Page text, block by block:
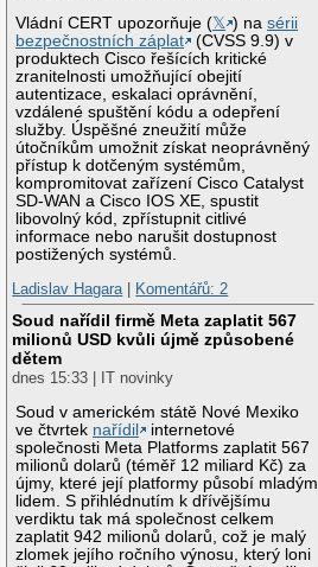
Vládní CERT upozorňuje (𝕏 ) nasérii
bezpečnostních záplat
(CVSS 9.9) v
produktech Cisco řešících kritické
zranitelnosti umožňující obejití
autentizace, eskalaci oprávnění,
vzdálené spuštění kódu a odepření
služby. Úspěšné zneužití může
útočníkům umožnit získat neoprávněný
přístup k dotčeným systémům,
kompromitovat zařízení Cisco Catalyst
SD-WAN a Cisco IOS XE, spustit
libovolný kód, zpřístupnit citlivé
informace nebo narušit dostupnost
postižených systémů.
Ladislav Hagara| Komentářů: 2
Soud nařídil firmě Meta zaplatit 567
milionů USD kvůli újmě způsobené
dětem
dnes 15:33 | IT novinky
Soud v americkém státě Nové Mexiko
ve čtvrtek nařídil
internetové
společnosti Meta Platforms zaplatit 567
milionů dolarů (téměř 12 miliard Kč) za
újmy, které její platformy působí mladým
lidem. S přihlédnutím k dřívějšímu
verdiktu tak má společnost celkem
zaplatit 942 milionů dolarů, což je malý
zlomek jejího ročního výnosu, který loni